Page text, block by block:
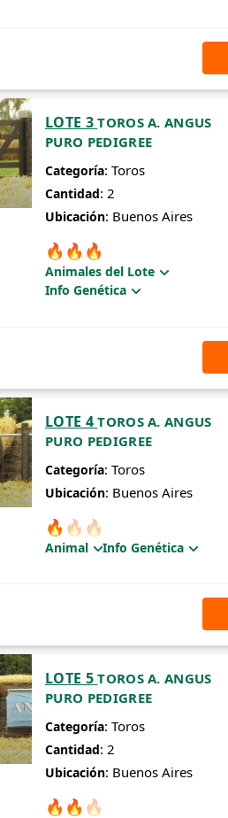
LOTE 3 TOROS A. ANGUS
PURO PEDIGREE
Categoría: Toros
Cantidad: 2
Ubicación: Buenos Aires
🔥 🔥 🔥
Animales del Lote
Info Genética
LOTE 4 TOROS A. ANGUS
PURO PEDIGREE
Categoría: Toros
Ubicación: Buenos Aires
🔥 🔥 🔥
Animal Info Genética
LOTE 5 TOROS A. ANGUS
PURO PEDIGREE
Categoría: Toros
Cantidad: 2
Ubicación: Buenos Aires
🔥 🔥 🔥